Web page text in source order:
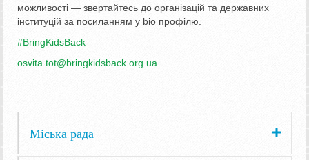
можливості — звертайтесь до організацій та державних
інституцій за посиланням у bio профілю.
#BringKidsBack
osvita.tot@bringkidsback.org.ua
Міська рада